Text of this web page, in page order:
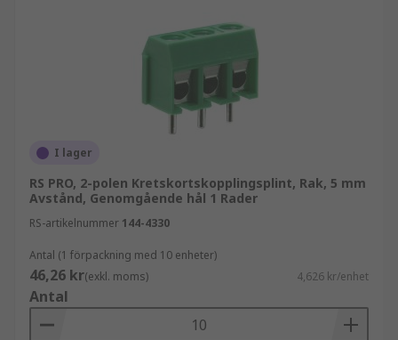
I lager
RS PRO, 2-polen Kretskortskopplingsplint, Rak, 5 mm
Avstånd, Genomgående hål 1 Rader
RS-artikelnummer 144-4330
Antal (1 förpackning med 10 enheter)
46,26 kr(exkl. moms) 4,626 kr/enhet
Antal